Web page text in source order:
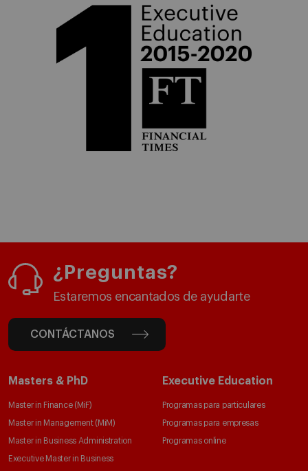
¿Preguntas?
Estaremos encantados de ayudarte
CONTÁCTANOS
Masters & PhD
Master in Finance (MiF)
Master in Management (MiM)
Master in Business Administration
Executive Master in Business
Executive Education
Programas para particulares
Programas para empresas
Programas online